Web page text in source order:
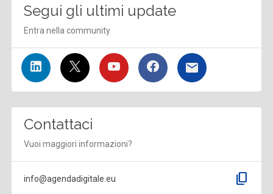
Segui gli ultimi update
Entra nella community
Contattaci
Vuoi maggiori informazioni?
info@agendadigitale.eu content_copy